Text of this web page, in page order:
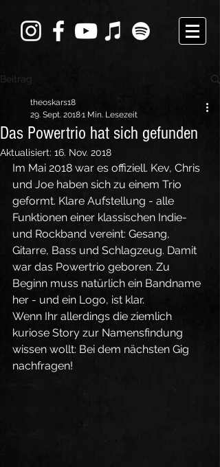
Beitrag
Das Powertrio hat sich gefunden
theoskars18
29. Sept. 20181 Min. Lesezeit
Aktualisiert: 16. Nov. 2018
Im Mai 2018 war es offiziell. Kev, Chris
und Joe haben sich zu einem Trio
geformt. Klare Aufstellung - alle
Funktionen einer klassischen Indie-
und Rockband vereint: Gesang,
Gitarre, Bass und Schlagzeug. Damit
war das Powertrio geboren. Zu
Beginn muss natürlich ein Bandname
her - und ein Logo, ist klar.
Wenn Ihr allerdings die ziemlich
kuriose Story zur Namensfindung
wissen wollt: Bei dem nächsten Gig
nachfragen!